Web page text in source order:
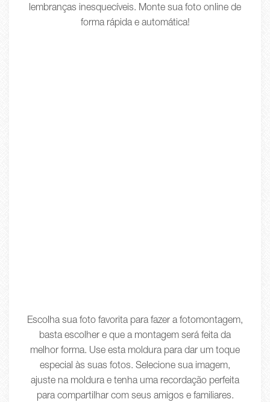
lembranças inesquecíveis. Monte sua foto online de
forma rápida e automática!
Escolha sua foto favorita para fazer a fotomontagem,
basta escolher e que a montagem será feita da
melhor forma. Use esta moldura para dar um toque
especial às suas fotos. Selecione sua imagem,
ajuste na moldura e tenha uma recordação perfeita
para compartilhar com seus amigos e familiares.